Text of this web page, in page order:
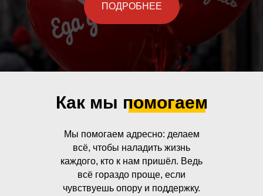
ПОДРОБНЕЕ
Как мы помогаем
Мы помогаем адресно: делаем
всё, чтобы наладить жизнь
каждого, кто к нам пришёл. Ведь
всё гораздо проще, если
чувствуешь опору и поддержку.